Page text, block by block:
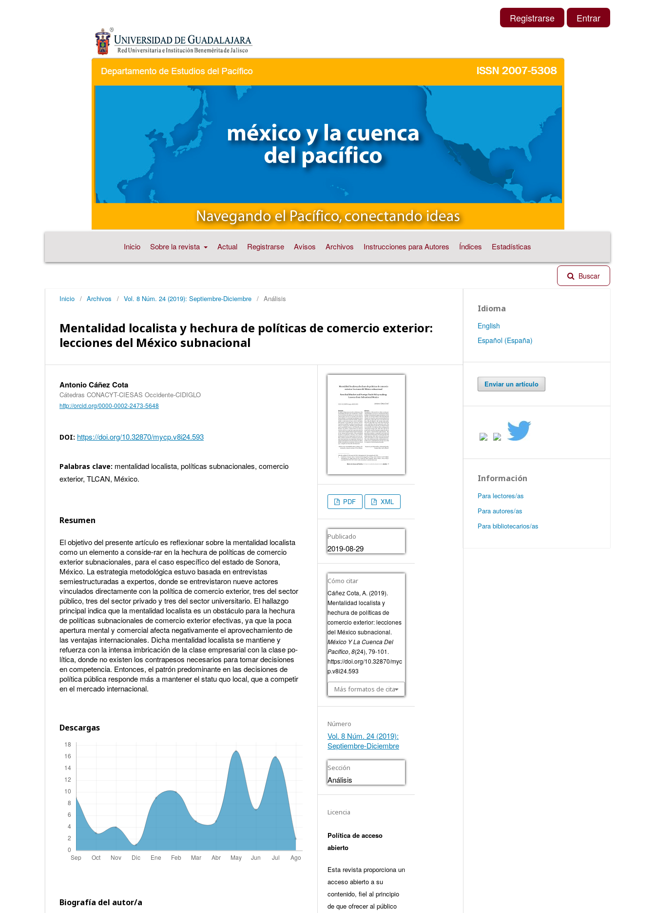
Inicio Sobre la revista Actual Registrarse Avisos Archivos Instrucciones para Autores Índices Estadísticas
Buscar
Registrarse Entrar
Inicio / Archivos / Vol. 8 Núm. 24 (2019): Septiembre-Diciembre / Análisis
Mentalidad localista y hechura de políticas de comercio exterior:
lecciones del México subnacional
Antonio Cáñez Cota
Cátedras CONACYT-CIESAS Occidente-CIDIGLO
http://orcid.org/0000-0002-2473-5648
DOI: https://doi.org/10.32870/mycp.v8i24.593
Palabras clave: mentalidad localista, políticas subnacionales, comercio
exterior, TLCAN, México.
Resumen
El objetivo del presente artículo es reflexionar sobre la mentalidad localista
como un elemento a conside-rar en la hechura de políticas de comercio
exterior subnacionales, para el caso específico del estado de Sonora,
México. La estrategia metodológica estuvo basada en entrevistas
semiestructuradas a expertos, donde se entrevistaron nueve actores
vinculados directamente con la política de comercio exterior, tres del sector
público, tres del sector privado y tres del sector universitario. El hallazgo
principal indica que la mentalidad localista es un obstáculo para la hechura
de políticas subnacionales de comercio exterior efectivas, ya que la poca
apertura mental y comercial afecta negativamente el aprovechamiento de
las ventajas internacionales. Dicha mentalidad localista se mantiene y
refuerza con la intensa imbricación de la clase empresarial con la clase po-
lítica, donde no existen los contrapesos necesarios para tomar decisiones
en competencia. Entonces, el patrón predominante en las decisiones de
política pública responde más a mantener el statu quo local, que a competir
en el mercado internacional.
Descargas
Biografía del autor/a
PDF XML
Publicado
2019-08-29
Cómo citar
Cáñez Cota, A. (2019).
Mentalidad localista y
hechura de políticas de
comercio exterior: lecciones
del México subnacional.
México Y La Cuenca Del
Pacífico, 8(24), 79-101.
https://doi.org/10.32870/myc
p.v8i24.593
Más formatos de cita
Número
Vol. 8 Núm. 24 (2019):
Septiembre-Diciembre
Sección
Análisis
Licencia
Política de acceso
abierto
Esta revista proporciona un
acceso abierto a su
contenido, fiel al principio
de que ofrecer al público
Idioma
English
Español (España)
Enviar un artículo
Información
Para lectores/as
Para autores/as
Para bibliotecarios/as